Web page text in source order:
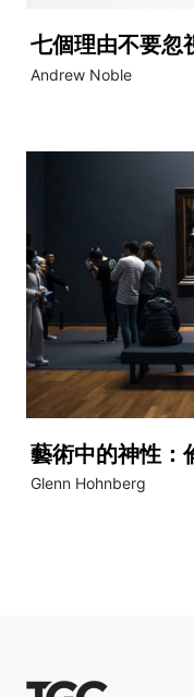
七個理由不要忽
Andrew Noble
藝術中的神性：
Glenn Hohnberg